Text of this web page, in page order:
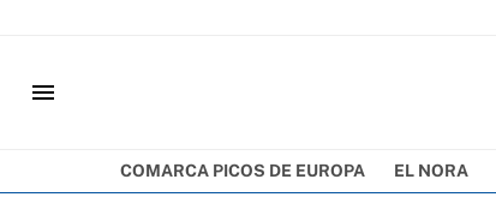
menu
COMARCA PICOS DE EUROPA EL NORA